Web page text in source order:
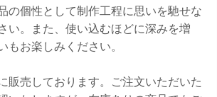
の個性として制作工程に思いを馳せな
い。また、使い込むほどに深みを増
もお楽しみください。
販売しております。ご注文いただいた